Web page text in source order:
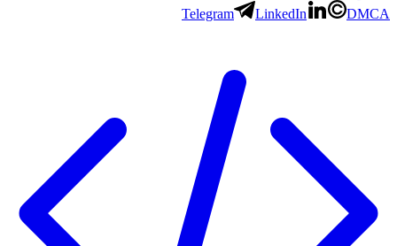
Telegram
LinkedIn DMCA